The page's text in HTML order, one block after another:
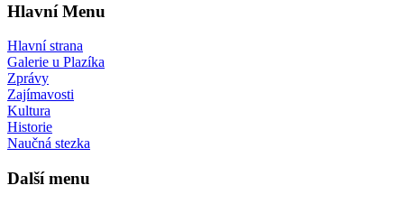
Hlavní Menu
Hlavní strana
Galerie u Plazíka
Zprávy
Zajímavosti
Kultura
Historie
Naučná stezka
Další menu